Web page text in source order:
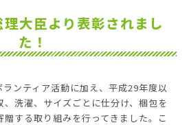
大臣より表彰されまし
た！
ンティア活動に加え、平成29年度以
洗濯、サイズごとに仕分け、梱包を
贈する取り組みを行ってきました。こ